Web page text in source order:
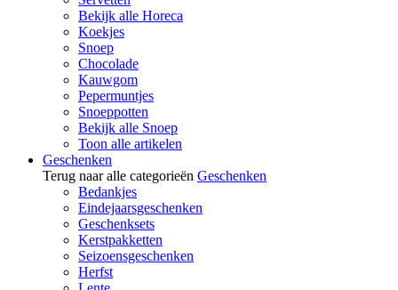
Bekijk alle Horeca
Koekjes
Snoep
Chocolade
Kauwgom
Pepermuntjes
Snoeppotten
Bekijk alle Snoep
Toon alle artikelen
Geschenken
Terug naar alle categorieën Geschenken
Bedankjes
Eindejaarsgeschenken
Geschenksets
Kerstpakketten
Seizoensgeschenken
Herfst